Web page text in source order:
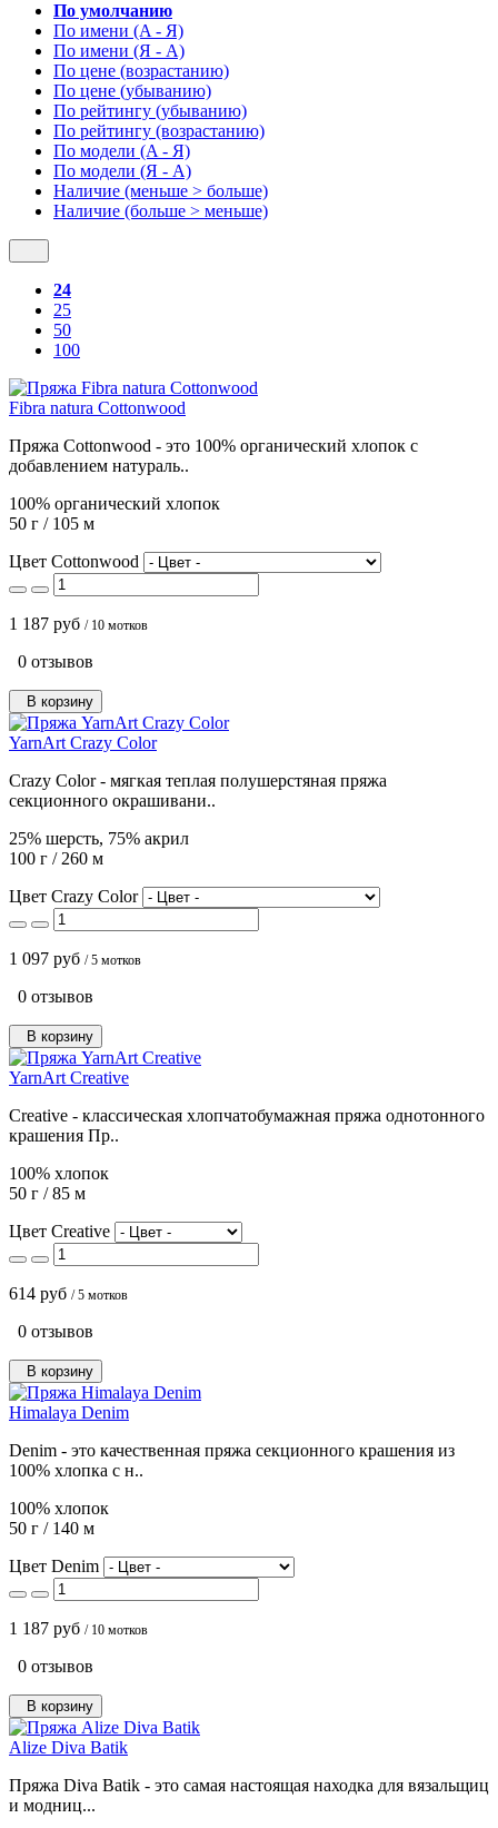
По умолчанию
По имени (A - Я)
По имени (Я - A)
По цене (возрастанию)
По цене (убыванию)
По рейтингу (убыванию)
По рейтингу (возрастанию)
По модели (A - Я)
По модели (Я - A)
Наличие (меньше > больше)
Наличие (больше > меньше)
24
25
50
100
Fibra natura Cottonwood
Пряжа Cottonwood - это 100% органический хлопок с
добавлением натураль..
100% органический хлопок
50 г / 105 м
Цвет Cottonwood
1 187 руб / 10 мотков
0 отзывов
В корзину
YarnArt Crazy Color
Crazy Color - мягкая теплая полушерстяная пряжа
секционного окрашивани..
25% шерсть, 75% акрил
100 г / 260 м
Цвет Crazy Color
1 097 руб / 5 мотков
0 отзывов
В корзину
YarnArt Creative
Creative - классическая хлопчатобумажная пряжа однотонного
крашения Пр..
100% хлопок
50 г / 85 м
Цвет Creative
614 руб / 5 мотков
0 отзывов
В корзину
Himalaya Denim
Denim - это качественная пряжа секционного крашения из
100% хлопка с н..
100% хлопок
50 г / 140 м
Цвет Denim
1 187 руб / 10 мотков
0 отзывов
В корзину
Alize Diva Batik
Пряжа Diva Batik - это самая настоящая находка для вязальщиц
и модниц...